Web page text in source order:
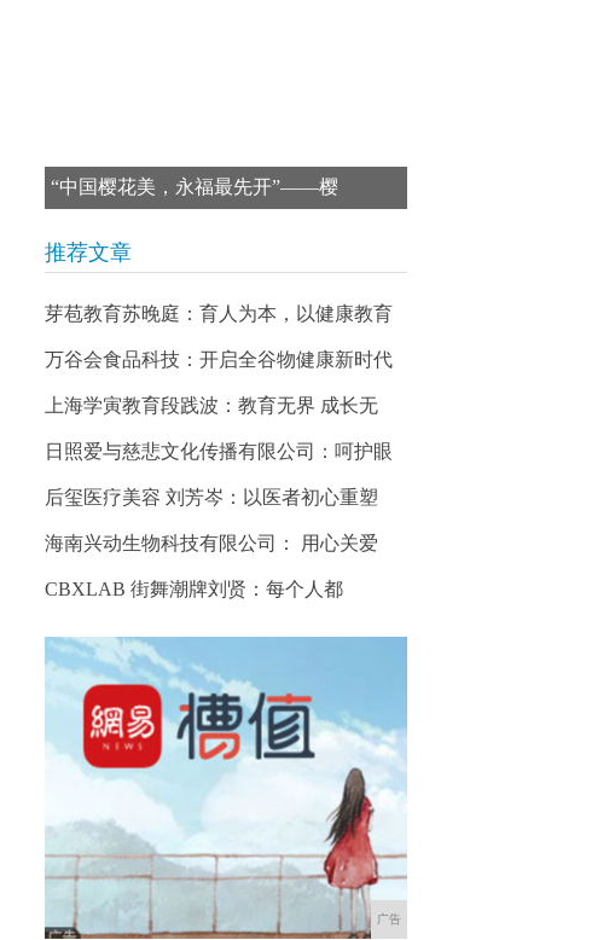
“中国樱花美，永福最先开”——樱
推荐文章
芽苞教育苏晚庭：育人为本，以健康教育
万谷会食品科技：开启全谷物健康新时代
上海学寅教育段践波：教育无界 成长无
日照爱与慈悲文化传播有限公司：呵护眼
后玺医疗美容 刘芳岑：以医者初心重塑
海南兴动生物科技有限公司： 用心关爱
CBXLAB 街舞潮牌刘贤：每个人都
广告